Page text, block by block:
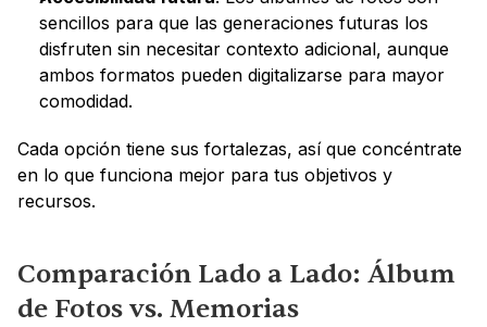
sencillos para que las generaciones futuras los
disfruten sin necesitar contexto adicional, aunque
ambos formatos pueden digitalizarse para mayor
comodidad.
Cada opción tiene sus fortalezas, así que concéntrate
en lo que funciona mejor para tus objetivos y
recursos.
Comparación Lado a Lado: Álbum
de Fotos vs. Memorias